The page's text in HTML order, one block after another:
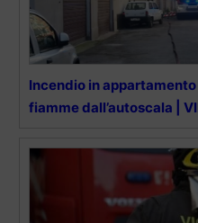
Incendio in
fiamme dall’autoscala |